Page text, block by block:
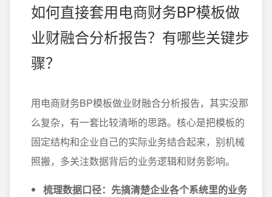
如何直接套用电商财务BP模板做
业财融合分析报告？有哪些关键步
骤？
用电商财务BP模板做业财融合分析报告，其实没那
么复杂，有一套比较清晰的思路。核心是把模板的
固定结构和企业自己的实际业务结合起来，别机械
照搬，多关注数据背后的业务逻辑和财务影响。
梳理数据口径： 先搞清楚企业各个系统里的业务